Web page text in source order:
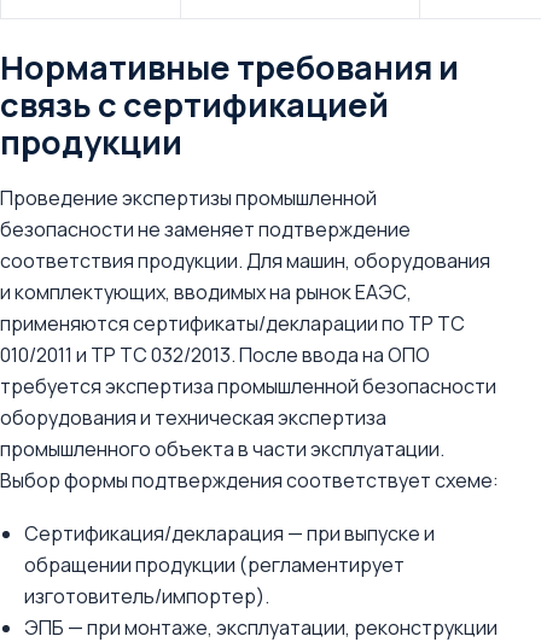
Нормативные требования и
связь с сертификацией
продукции
Проведение экспертизы промышленной
безопасности не заменяет подтверждение
соответствия продукции. Для машин, оборудования
и комплектующих, вводимых на рынок ЕАЭС,
применяются сертификаты/декларации по ТР ТС
010/2011 и ТР ТС 032/2013. После ввода на ОПО
требуется экспертиза промышленной безопасности
оборудования и техническая экспертиза
промышленного объекта в части эксплуатации.
Выбор формы подтверждения соответствует схеме:
Сертификация/декларация — при выпуске и
обращении продукции (регламентирует
изготовитель/импортер).
ЭПБ — при монтаже, эксплуатации, реконструкции